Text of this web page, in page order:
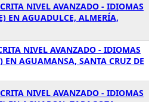
NIVEL AVANZADO - IDIOMAS
EN AGUADULCE, ALMERÍA,
NIVEL AVANZADO - IDIOMAS
EN AGUAMANSA, SANTA CRUZ DE
NIVEL AVANZADO - IDIOMAS